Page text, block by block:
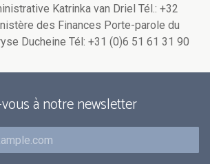
Katrinka van Driel Tél.: +32
des Finances Porte-parole du
Ducheine Tél: +31 (0)6 51 61 31 90
à notre newsletter